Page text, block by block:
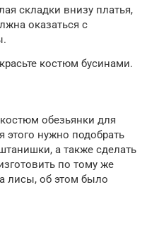
складки внизу платья,
оказаться с
костюм бусинами.
обезьянки для
нужно подобрать
а также сделать
по тому же
лисы, об этом было